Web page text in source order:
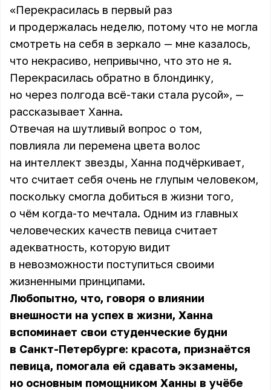
«Перекрасилась в первый раз
и продержалась неделю, потому что не могла
смотреть на себя в зеркало — мне казалось,
что некрасиво, непривычно, что это не я.
Перекрасилась обратно в блондинку,
но через полгода всё-таки стала русой», —
рассказывает Ханна.
Отвечая на шутливый вопрос о том,
повлияла ли перемена цвета волос
на интеллект звезды, Ханна подчёркивает,
что считает себя очень не глупым человеком,
поскольку смогла добиться в жизни того,
о чём когда-то мечтала. Одним из главных
человеческих качеств певица считает
адекватность, которую видит
в невозможности поступиться своими
жизненными принципами.
Любопытно, что, говоря о влиянии
внешности на успех в жизни, Ханна
вспоминает свои студенческие будни
в Санкт-Петербурге: красота, признаётся
певица, помогала ей сдавать экзамены,
но основным помощником Ханны в учёбе